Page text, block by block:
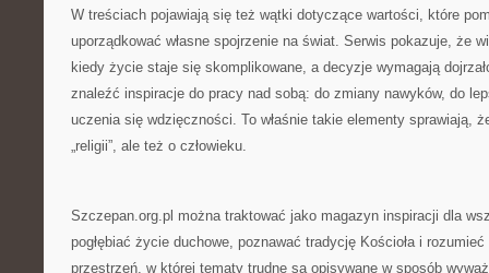
W treściach pojawiają się też wątki dotyczące wartości, które
uporządkować własne spojrzenie na świat. Serwis pokazuje, że
kiedy życie staje się skomplikowane, a decyzje wymagają
znaleźć inspiracje do pracy nad sobą: do zmiany nawyków, do
uczenia się wdzięczności. To właśnie takie elementy sprawiają,
„religii”, ale też o człowieku.
Szczepan.org.pl można traktować jako magazyn inspiracji dla
pogłębiać życie duchowe, poznawać tradycję Kościoła i
przestrzeń, w której tematy trudne są opisywane w sposób